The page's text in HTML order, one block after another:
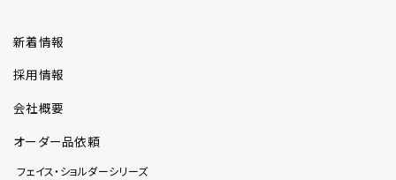
新着情報
採用情報
会社概要
オーダー品依頼
フェイス・ショルダーシリーズ